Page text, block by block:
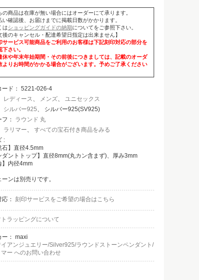
の商品は在庫が無い場合にはオーダーにて承ります。
い確認後、お届けまでに掲載日数がかかります。
はショッピングガイドの納期についてをご参照下さい。
後のキャンセル・配達希望日指定は出来ません】
ービス可能商品をご利用のお客様は下記刻印対応の部分を
下さい。
休や年末年始期間・その前後につきましては、記載のオーダ
よりお時間がかかる場合がございます。予めご了承ください
ド： 5221-026-4
レディース、 メンズ、 ユニセックス
シルバー925、 シルバー925(SV925)
： ラウンド 丸
ラリマー、 すべての宝石付き商品をみる
:
石】直径4.5mm
ダントトップ】直径8mm(丸カン含まず)、厚み3mm
】内径4mm
ンは別売りです。
： 刻印サービスをご希望の場合はこちら
トラッピングについて
： maxi
アンジュエリー/Silver925/ラウンドストーンペンダント/
マー へのお問い合わせ